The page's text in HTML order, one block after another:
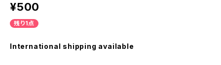
¥500
残り1点
International shipping available